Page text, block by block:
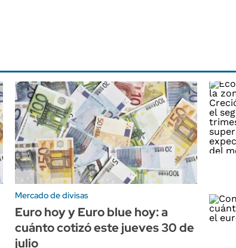
Mercado de divisas
Euro hoy y Euro blue hoy: a
cuánto cotizó este jueves 30 de
julio